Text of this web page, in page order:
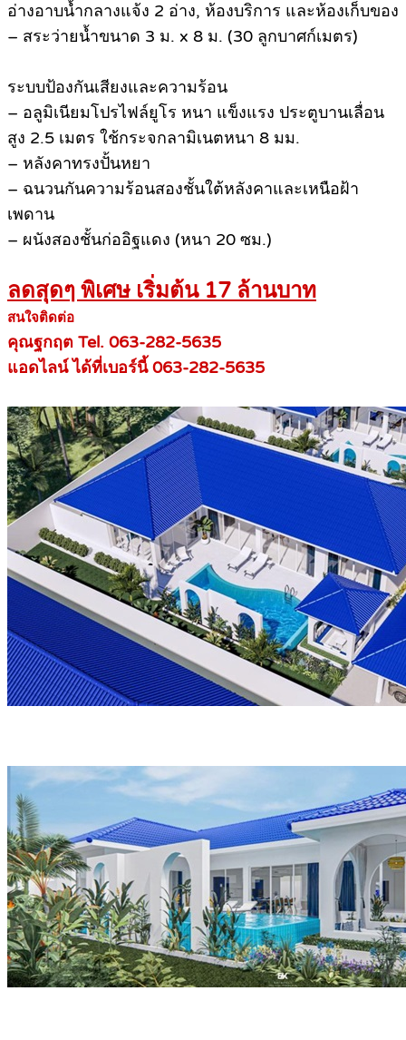
อ่างอาบน้ำกลางแจ้ง 2 อ่าง, ห้องบริการ และห้องเก็บของ
– สระว่ายน้ำขนาด 3 ม. x 8 ม. (30 ลูกบาศก์เมตร)
ระบบป้องกันเสียงและความร้อน
– อลูมิเนียมโปรไฟล์ยูโร หนา แข็งแรง ประตูบานเลื่อน
สูง 2.5 เมตร ใช้กระจกลามิเนตหนา 8 มม.
– หลังคาทรงปั้นหยา
– ฉนวนกันความร้อนสองชั้นใต้หลังคาและเหนือฝ้า
เพดาน
– ผนังสองชั้นก่ออิฐแดง (หนา 20 ซม.)
ลดสุดๆ พิเศษ เริ่มต้น 17 ล้านบาท
สนใจติดต่อ
คุณฐกฤต Tel. 063-282-5635
แอดไลน์ ได้ที่เบอร์นี้ 063-282-5635